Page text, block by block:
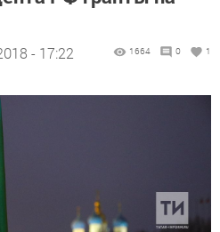
- 17:22 1664 0 1